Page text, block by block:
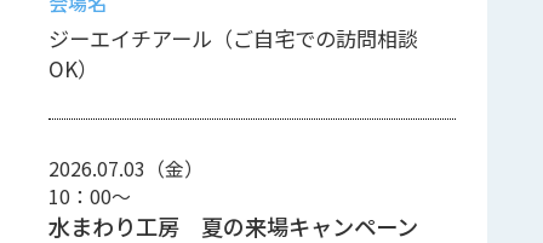
ジーエイチアール（ご自宅での訪問相談
OK）
2026.07.03（金）
10：00～
水まわり工房 夏の来場キャンペーン